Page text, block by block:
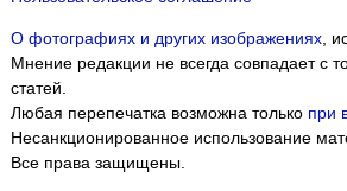
О фотографиях и других изображениях,
Мнение редакции не всегда совпадает с
статей.
Любая перепечатка возможна только при
Несанкционированное использование
Все права защищены.